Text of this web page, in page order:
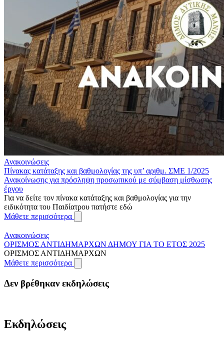
Ανακοινώσεις
Πίνακας κατάταξης και βαθμολογίας της υπ’ αριθμ. ΣΜΕ 1/2025
Ανακοίνωσης για πρόσληψη προσωπικού με σύμβαση μίσθωσης
έργου
Για να δείτε τον πίνακα κατάταξης και βαθμολογίας για την
ειδικότητα του Παιδίατρου πατήστε εδώ
Μάθετε περισσότερα
Ανακοινώσεις
ΟΡΙΣΜΟΣ ΑΝΤΙΔΗΜΑΡΧΩΝ ΔΗΜΟΥ ΓΙΑ ΤΟ ΕΤΟΣ 2025
ΟΡΙΣΜΟΣ ΑΝΤΙΔΗΜΑΡΧΩΝ
Μάθετε περισσότερα
Δεν βρέθηκαν εκδηλώσεις
Εκδηλώσεις